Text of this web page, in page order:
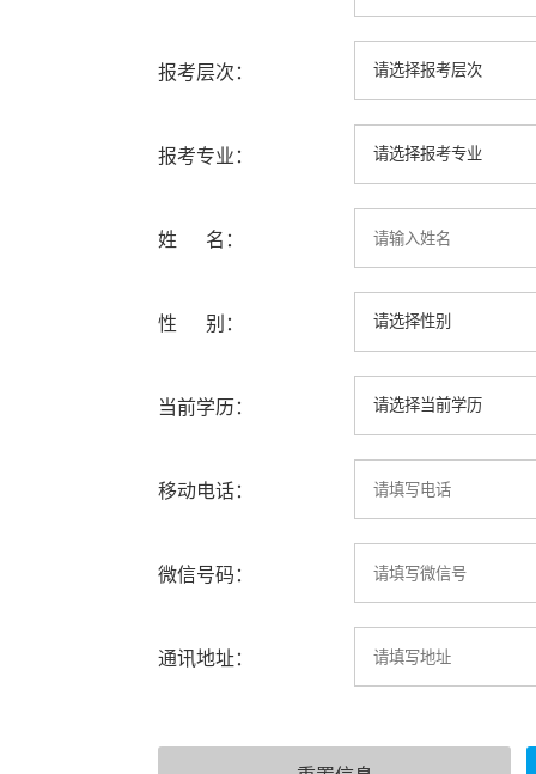
报考层次：
报考专业：
姓 名：
性 别：
当前学历：
移动电话：
微信号码：
通讯地址：